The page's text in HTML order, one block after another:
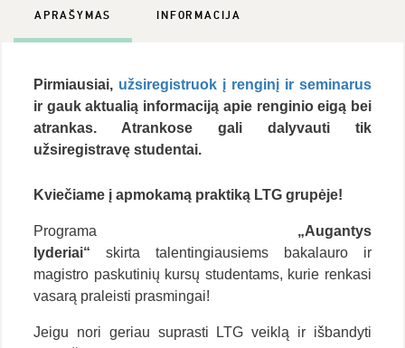
APRAŠYMAS INFORMACIJA
Pirmiausiai, užsiregistruok į renginį ir seminarus
ir gauk aktualią informaciją apie renginio eigą bei
atrankas. Atrankose gali dalyvauti tik
užsiregistravę studentai.
Kviečiame į apmokamą praktiką LTG grupėje!
Programa „Augantys
lyderiai“ skirta talentingiausiems bakalauro ir
magistro paskutinių kursų studentams, kurie renkasi
vasarą praleisti prasmingai!
Jeigu nori geriau suprasti LTG veiklą ir išbandyti